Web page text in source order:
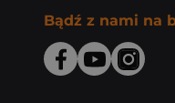
Bądź z nami na